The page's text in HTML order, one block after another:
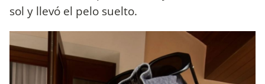
sol y llevó el pelo suelto.